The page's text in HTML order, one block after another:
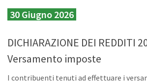
30 Giugno 2026
DICHIARAZIONE DEI REDDITI
Versamento imposte
I contribuenti tenuti ad effettuare i